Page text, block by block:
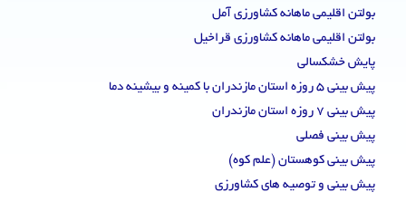
بولتن اقلیمی ماهانه کشاورزی آمل
بولتن اقلیمی ماهانه کشاورزی قراخیل
پایش خشکسالی
پیش بینی 5 روزه استان مازندران با کمینه و بیشینه دما
پیش بینی 7 روزه استان مازندران
پیش بینی فصلی
پیش بینی کوهستان (علم کوه)
پیش بینی و توصیه های کشاورزی